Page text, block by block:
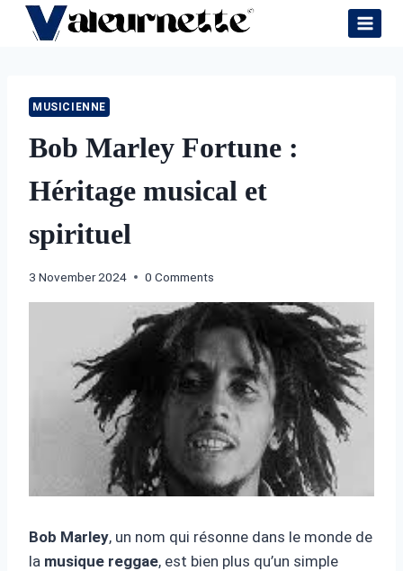
Skip
MUSICIENNE
Bob Marley Fortune :
Héritage musical et
spirituel
3 November 2024 0 Comments
Bob Marley, un nom qui résonne dans le monde de
la musique reggae, est bien plus qu’un simple